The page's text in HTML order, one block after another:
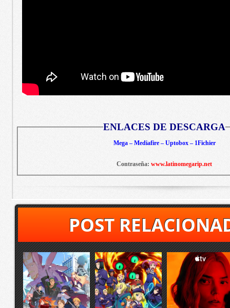
ENLACES DE DESCARGA
Mega – Mediafire – Uptobox – 1Fichier
Contraseña: www.latinomegarip.net
POST